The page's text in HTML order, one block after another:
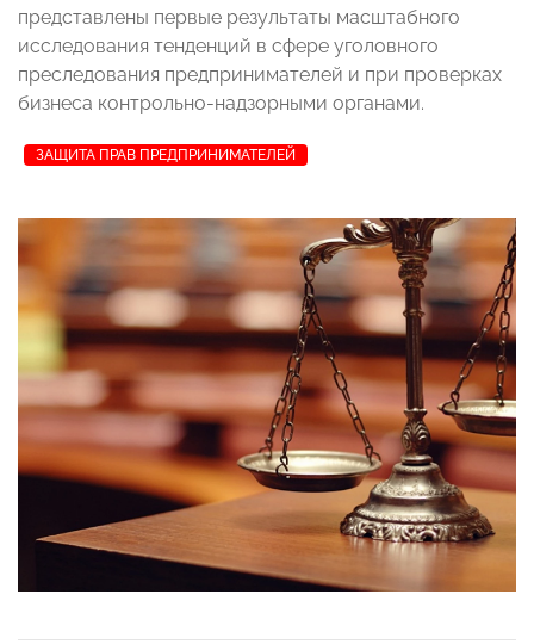
представлены первые результаты масштабного
исследования тенденций в сфере уголовного
преследования предпринимателей и при проверках
бизнеса контрольно-надзорными органами.
ЗАЩИТА ПРАВ ПРЕДПРИНИМАТЕЛЕЙ